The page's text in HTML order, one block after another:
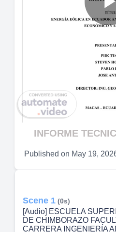
INFORME
Published on May 19,
Scene 1 (0s)
[Audio] ESCUELA
DE CHIMBORAZO
CARRERA INGENIERÍA